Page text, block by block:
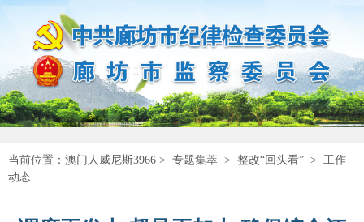
当前位置： 澳门人威尼斯3966 > 专题集萃 > 整改“回头看” > 工作
动态